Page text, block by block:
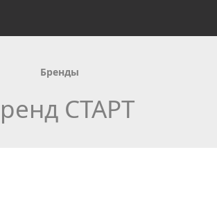
Бренды
СТАРТ